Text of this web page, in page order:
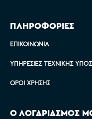
ΠΛΗΡΟΦΟΡΙΕΣ
ΕΠΙΚΟΙΝΩΝΊΑ
ΥΠΗΡΕΣΊΕΣ ΤΕΧΝΙΚΉΣ
ΌΡΟΙ ΧΡΉΣΗΣ
Ο ΛΟΓΑΡΙΑΣΜΟΣ